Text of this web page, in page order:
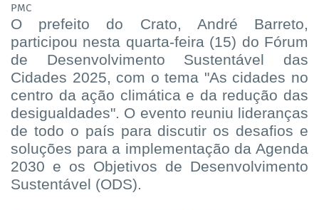
PMC
O prefeito do Crato, André Barreto,
participou nesta quarta-feira (15) do Fórum
de Desenvolvimento Sustentável das
Cidades 2025, com o tema "As cidades no
centro da ação climática e da redução das
desigualdades". O evento reuniu lideranças
de todo o país para discutir os desafios e
soluções para a implementação da Agenda
2030 e os Objetivos de Desenvolvimento
Sustentável (ODS).